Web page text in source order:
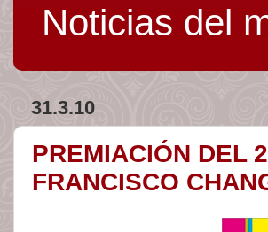
Noticias del
31.3.10
PREMIACIÓN DEL
FRANCISCO